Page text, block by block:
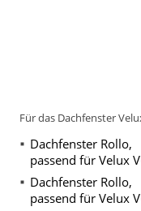
Für das Dachfenster
Dachfenster Rollo,
passend für Velux
Dachfenster Rollo,
passend für Velux